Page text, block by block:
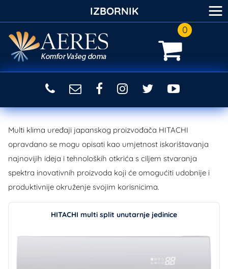
0
Multi klima uređaji japanskog proizvođača HITACHI
opravdano se mogu opisati kao umjetnost iskorištavanja
najnovijih ideja i tehnoloških otkrića s ciljem stvaranja
spektra inovativnih proizvoda koji će omogućiti udobnije i
produktivnije okruženje svojim korisnicima.
HITACHI multi split unutarnje jedinice
IZBORNIK ≡